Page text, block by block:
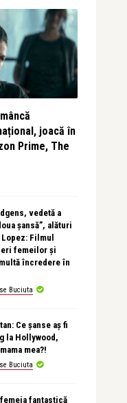
joacă în
Prime, The
vedetă a
șansă”, alături
Filmul
femeilor și
încredere în
Buciuta
Ce șanse aș fi
la Hollywood,
mea?!
Buciuta
femeia fantastică